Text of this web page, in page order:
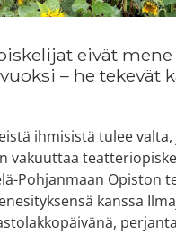
eivät mene
– he tekevät
ihmisistä tulee
vakuuttaa
Pohjanmaan Opiston
kanssa